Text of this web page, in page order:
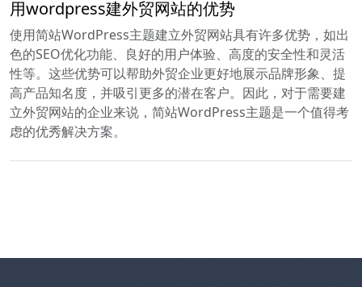
用wordpress建外贸网站的优势
使用简站WordPress主题建立外贸网站具有许多优势，如出
色的SEO优化功能、良好的用户体验、高度的安全性和灵活
性等。这些优势可以帮助外贸企业更好地展示品牌形象、提
高产品知名度，并吸引更多的潜在客户。因此，对于需要建
立外贸网站的企业来说，简站WordPress主题是一个值得考
虑的优秀解决方案。